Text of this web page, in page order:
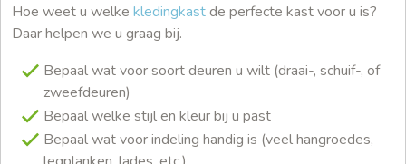
Hoe weet u welke kledingkastde perfecte kast voor u is?
Daar helpen we u graag bij.
Bepaal wat voor soort deuren u wilt (draai-, schuif-, of
zweefdeuren)
Bepaal welke stijl en kleur bij u past
Bepaal wat voor indeling handig is (veel hangroedes,